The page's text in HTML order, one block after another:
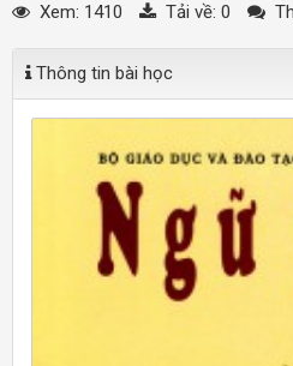
Xem: 1410 Tải về: 0
Thông tin bài học